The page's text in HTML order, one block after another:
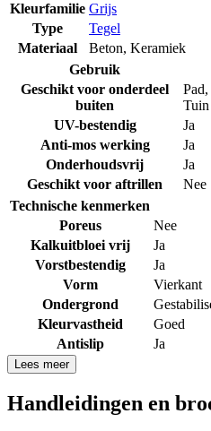
Kleurfamilie Grijs
Type
Tegel
Materiaal
Beton, Keramiek
Gebruik
Geschikt voor onderdeel
buiten
Pad,
Tuin
UV-bestendig
Ja
Anti-mos werking
Ja
Onderhoudsvrij
Ja
Geschikt voor aftrillen
Nee
Technische kenmerken
Poreus
Nee
Kalkuitbloei vrij
Ja
Vorstbestendig
Ja
Vorm
Vierkant
Ondergrond
Kleurvastheid
Goed
Antislip
Ja
Lees meer
Handleidingen en